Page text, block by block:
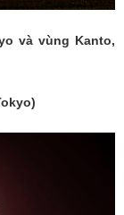
và vùng Kanto,